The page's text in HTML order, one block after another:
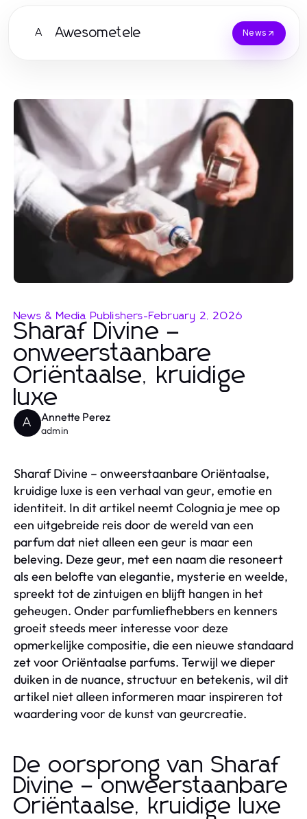
A Awesometele News
News & Media Publishers-February 2, 2026
Sharaf Divine –
onweerstaanbare
Oriëntaalse, kruidige
luxe
A Annette Perez
admin
Sharaf Divine – onweerstaanbare Oriëntaalse,
kruidige luxe is een verhaal van geur, emotie en
identiteit. In dit artikel neemt Colognia je mee op
een uitgebreide reis door de wereld van een
parfum dat niet alleen een geur is maar een
beleving. Deze geur, met een naam die resoneert
als een belofte van elegantie, mysterie en weelde,
spreekt tot de zintuigen en blijft hangen in het
geheugen. Onder parfumliefhebbers en kenners
groeit steeds meer interesse voor deze
opmerkelijke compositie, die een nieuwe standaard
zet voor Oriëntaalse parfums. Terwijl we dieper
duiken in de nuance, structuur en betekenis, wil dit
artikel niet alleen informeren maar inspireren tot
waardering voor de kunst van geurcreatie.
De oorsprong van Sharaf
Divine – onweerstaanbare
Oriëntaalse, kruidige luxe